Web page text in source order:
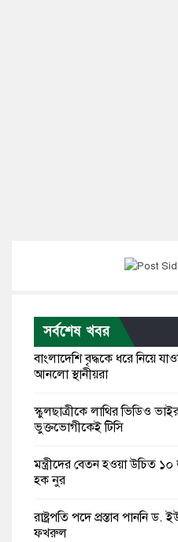
সর্বশেষ খবর
বাংলাদেশি বৃদ্ধকে ধরে নিয়ে
আনলো স্থানীয়রা
স্কুলছাত্রীকে লাথির ভিডিও
ভুক্তভোগীকেই টিসি
মন্ত্রীদের বেতন হওয়া উচিত
হক নুর
রাষ্ট্রপতি পদে প্রস্তাব পাননি ড.
ফখরুল